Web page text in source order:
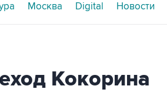
Москва Digital Новости
Кокорина